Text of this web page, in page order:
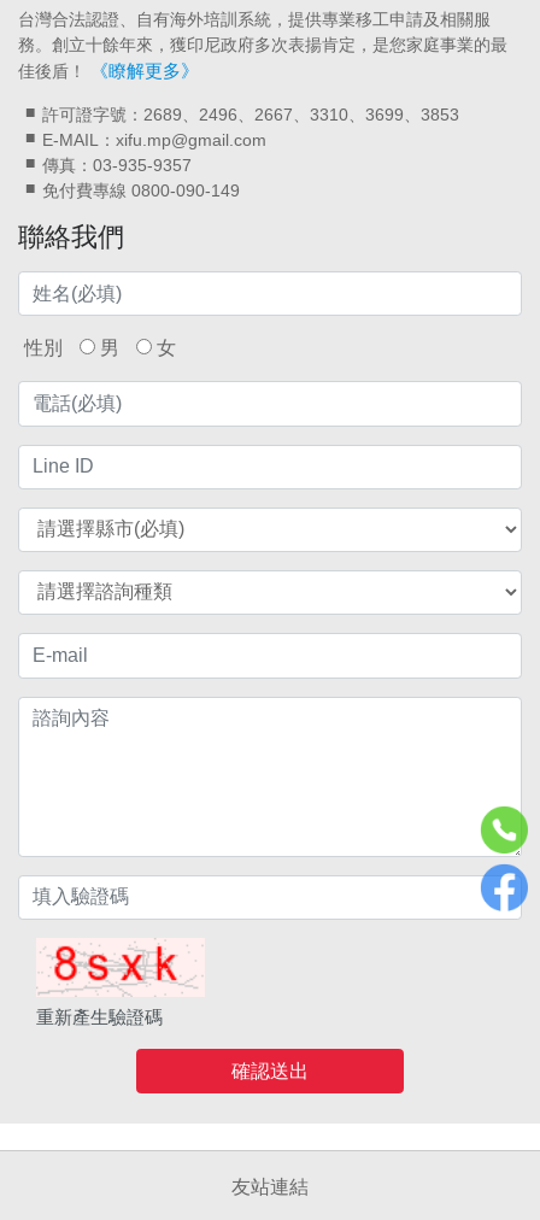
台灣合法認證、自有海外培訓系統，提供專業移工申請及相關服
務。創立十餘年來，獲印尼政府多次表揚肯定，是您家庭事業的最
佳後盾！
《瞭解更多》
許可證字號：2689、2496、2667、3310、3699、3853
E-MAIL：xifu.mp@gmail.com
傳真：03-935-9357
免付費專線 0800-090-149
聯絡我們
性別 男 女
重新產生驗證碼
確認送出
友站連結